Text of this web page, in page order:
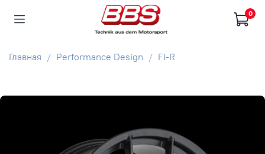
0
Главная Performance Design FI-R